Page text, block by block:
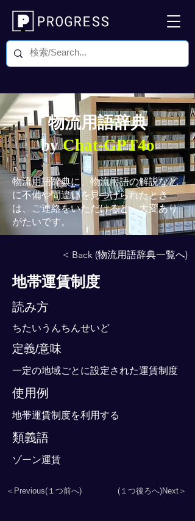
物流用語辞典
byChat-GPT4o
物流用語辞典に、物流用語の解説など
に不備や間違いを見つけられたとき
は、ご連絡をいただけると、大変あり
がたいです。
< Back (物流用語辞典一覧へ)
地帯運賃制度
読み方
ちたいうんちんせいど
定義/意味
一定の地域ごとに設定された運賃制度
使用例
地帯運賃制度を利用する
類義語
ゾーン運賃
＜Previous(１つ前へ) (１つ後ろへ)Next＞